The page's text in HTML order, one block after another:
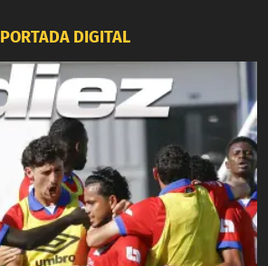
PORTADA DIGITAL